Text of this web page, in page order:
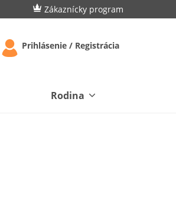
Zákaznícky program
Prihlásenie / Registrácia
Rodina